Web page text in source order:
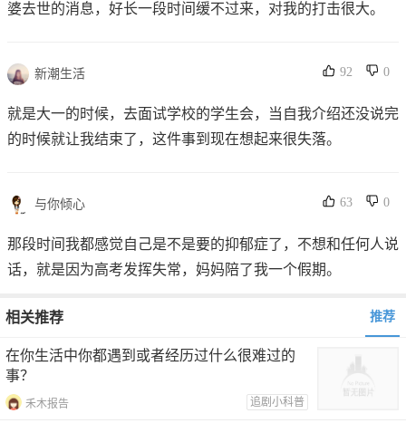
婆去世的消息，好长一段时间缓不过来，对我的打击很大。
新潮生活 92 0
就是大一的时候，去面试学校的学生会，当自我介绍还没说完
的时候就让我结束了，这件事到现在想起来很失落。
与你倾心 63 0
那段时间我都感觉自己是不是要的抑郁症了，不想和任何人说
话，就是因为高考发挥失常，妈妈陪了我一个假期。
相关推荐 推荐
在你生活中你都遇到或者经历过什么很难过的
事？
禾木报告 追剧小科普